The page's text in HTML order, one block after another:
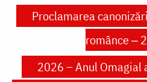
Proclamarea
românce ‒
2026 – Anul